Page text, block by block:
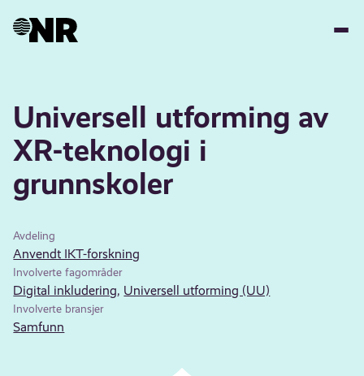
Universell utforming av
XR-teknologi i
grunnskoler
Avdeling
Anvendt IKT-forskning
Involverte fagområder
Digital inkludering, Universell utforming (UU)
Involverte bransjer
Samfunn